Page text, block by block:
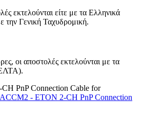
εκτελούνται είτε με τα Ελληνικά
Γενική Ταχυδρομική.
οι αποστολές εκτελούνται με τα
PnP Connection Cable for
- ETON 2-CH PnP Connection